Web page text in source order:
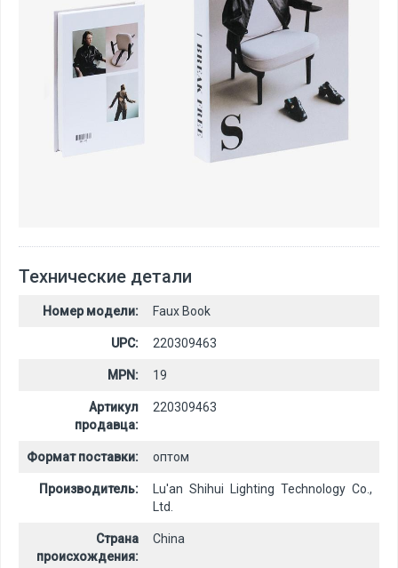
Технические детали
Номер модели: Faux Book
UPC: 220309463
MPN: 19
Артикул
продавца:
220309463
Формат поставки: оптом
Производитель:
Lu'an Shihui Lighting Technology Co.,
Ltd.
Страна
происхождения:
China